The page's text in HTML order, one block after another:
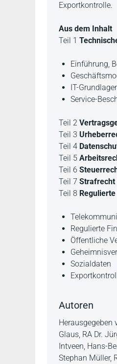
Exportkontrolle.
Aus dem Inhalt
Teil 1
Einführung,
IT-
Service-
Teil 2
Teil 3
Teil 4
Teil 5
Teil 6
Teil 7 Strafrecht
Teil 8
Regulierte
Öffentliche
Sozialdaten
Autoren
Herausgegeben
Glaus, RA Dr.
Intveen, Hans-
Stephan Müller,